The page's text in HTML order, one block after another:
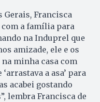
Gerais, Francisca
a família para
na Induprel que
amizade, ele e os
minha casa com
a asa’ para
acabei gostando
lembra Francisca de